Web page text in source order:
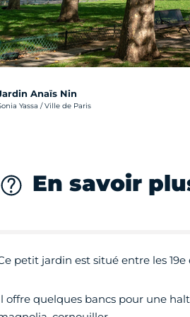
Anaïs Nin
photo :
Yassa / Ville de Paris
En savoir
petit jardin est situé entre les
offre quelques bancs pour une